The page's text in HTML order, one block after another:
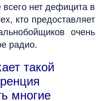
нет дефицита в
кто предоставляет
очень
радио.
такой
многие